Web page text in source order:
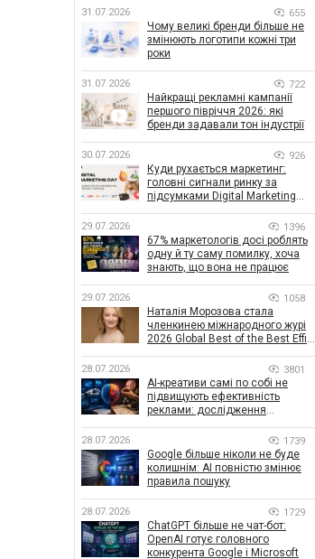
31.07.2026 655
Чому великі бренди більше не
змінюють логотипи кожні три
роки
31.07.2026 722
Найкращі рекламні кампанії
першого півріччя 2026: які
бренди задавали тон індустрії
30.07.2026 926
Куди рухається маркетинг:
головні сигнали ринку за
підсумками Digital Marketing
29.07.2026 1396
67% маркетологів досі роблять
одну й ту саму помилку, хоча
знають, що вона не працює
29.07.2026 1058
Наталія Морозова стала
членкинею міжнародного журі
2026 Global Best of the Best Effie
28.07.2026 3801
AI-креативи самі по собі не
підвищують ефективність
реклами: дослідження
впливає на ефективність
кампаній
28.07.2026 1739
Google більше ніколи не буде
колишнім: AI повністю змінює
правила пошуку
28.07.2026 1729
ChatGPT більше не чат-бот:
OpenAI готує головного
конкурента Google і Microsoft